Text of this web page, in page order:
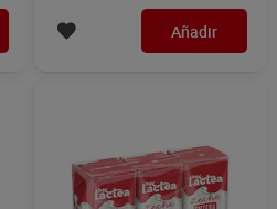
Añadir